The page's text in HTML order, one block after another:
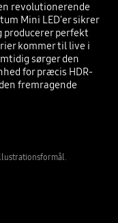
revolutionerende
Mini LED'er sikrer
perfekt
kommer til live i
sørger den
for præcis HDR-
fremragende